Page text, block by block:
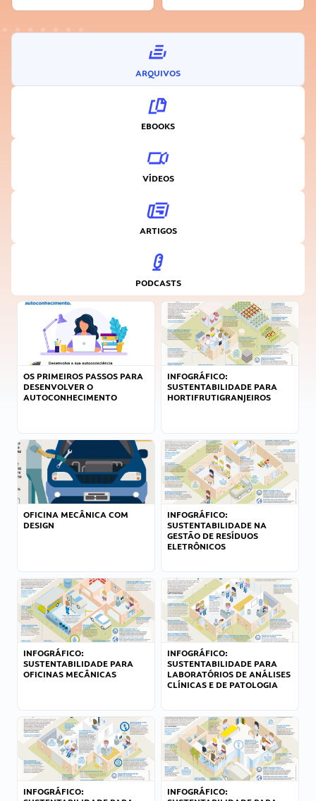
ARQUIVOS
EBOOKS
VÍDEOS
ARTIGOS
PODCASTS
OS PRIMEIROS PASSOS PARA
DESENVOLVER O
AUTOCONHECIMENTO
INFOGRÁFICO:
SUSTENTABILIDADE PARA
HORTIFRUTIGRANJEIROS
OFICINA MECÂNICA COM
DESIGN
INFOGRÁFICO:
SUSTENTABILIDADE NA
GESTÃO DE RESÍDUOS
ELETRÔNICOS
INFOGRÁFICO:
SUSTENTABILIDADE PARA
OFICINAS MECÂNICAS
INFOGRÁFICO:
SUSTENTABILIDADE PARA
LABORATÓRIOS DE ANÁLISES
CLÍNICAS E DE PATOLOGIA
INFOGRÁFICO:
INFOGRÁFICO: